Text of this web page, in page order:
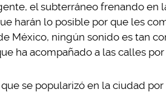
el subterráneo frenando en
harán lo posible por que les
México, ningún sonido es tan
ha acompañado a las calles
que se popularizó en la ciudad